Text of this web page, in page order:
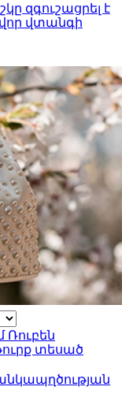
զգուշացրել է
վտանգի
տեսած